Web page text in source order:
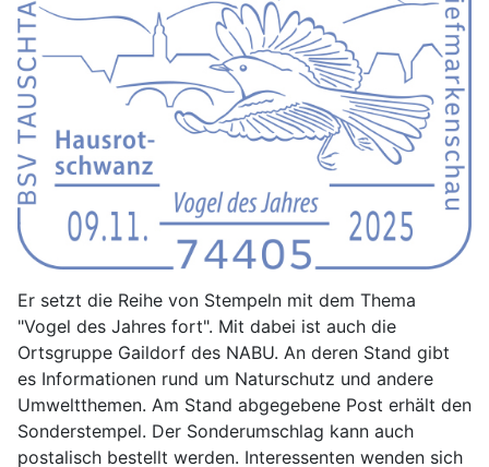
Er setzt die Reihe von Stempeln mit dem Thema
"Vogel des Jahres fort". Mit dabei ist auch die
Ortsgruppe Gaildorf des NABU. An deren Stand gibt
es Informationen rund um Naturschutz und andere
Umweltthemen. Am Stand abgegebene Post erhält den
Sonderstempel. Der Sonderumschlag kann auch
postalisch bestellt werden. Interessenten wenden sich